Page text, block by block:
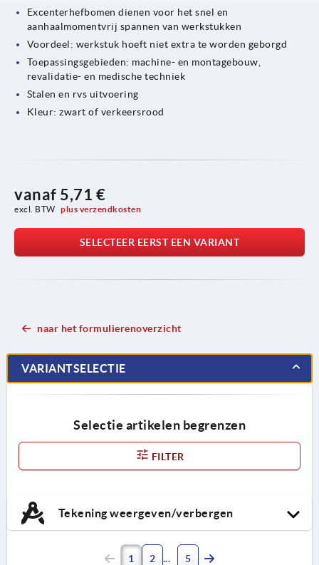
Excenterhefbomen dienen voor het snel en
aanhaalmomentvrij spannen van werkstukken
Voordeel: werkstuk hoeft niet extra te worden geborgd
Toepassingsgebieden: machine- en montagebouw,
revalidatie- en medische techniek
Stalen en rvs uitvoering
Kleur: zwart of verkeersrood
vanaf 5,71 €
excl. BTW plus verzendkosten
SELECTEER EERST EEN VARIANT
naar het formulierenoverzicht
VARIANTSELECTIE
Selectie artikelen begrenzen
FILTER
Tekening weergeven/verbergen
1 2 5